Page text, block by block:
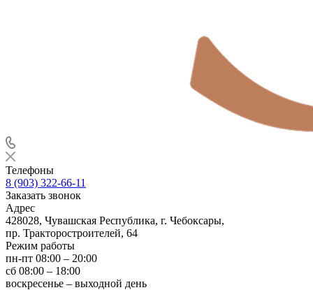
Телефоны
8 (903) 322-66-11
Заказать звонок
Адрес
428028, Чувашская Республика, г. Чебоксары,
пр. Тракторостроителей, 64
Режим работы
пн-пт 08:00 – 20:00
сб 08:00 – 18:00
воскресенье – выходной день